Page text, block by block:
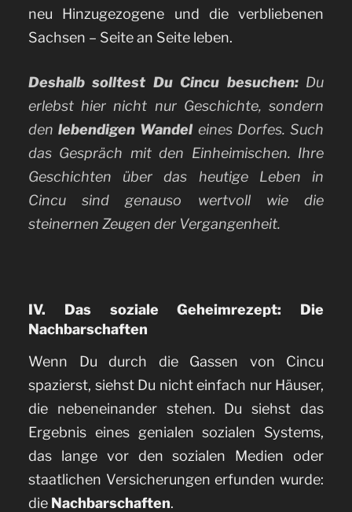
neu Hinzugezogene und die verbliebenen
Sachsen – Seite an Seite leben.
Deshalb solltest Du Cincu besuchen:Du
erlebst hier nicht nur Geschichte, sondern
denlebendigen Wandeleines Dorfes. Such
das Gespräch mit den Einheimischen. Ihre
Geschichten über das heutige Leben in
Cincu sind genauso wertvoll wie die
steinernen Zeugen der Vergangenheit.
IV. Das soziale Geheimrezept: Die
Nachbarschaften
Wenn Du durch die Gassen von Cincu
spazierst, siehst Du nicht einfach nur Häuser,
die nebeneinander stehen. Du siehst das
Ergebnis eines genialen sozialen Systems,
das lange vor den sozialen Medien oder
staatlichen Versicherungen erfunden wurde:
die Nachbarschaften.